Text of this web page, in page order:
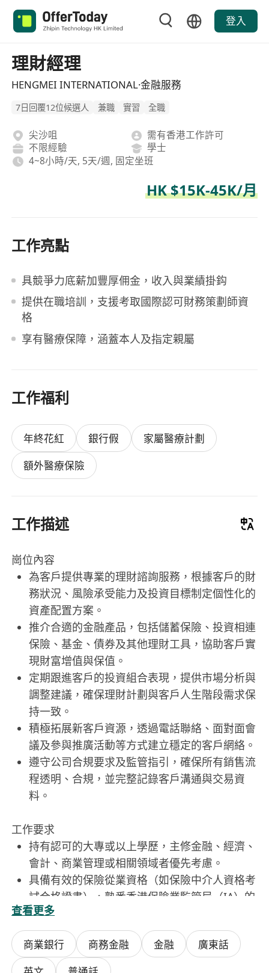
登入
理財經理
HENGMEI INTERNATIONAL·金融服務
7日回覆12位候選人 兼職 實習 全職
尖沙咀
需有香港工作許可
不限經驗
學士
4~8小時/天, 5天/週, 固定坐班
HK $15K-45K/月
工作亮點
具競爭力底薪加豐厚佣金，收入與業績掛鈎
提供在職培訓，支援考取國際認可財務策劃師資
格
享有醫療保障，涵蓋本人及指定親屬
工作福利
年終花紅 銀行假
家屬醫療計劃
額外醫療保險
工作描述
崗位內容
為客戶提供專業的理財諮詢服務，根據客戶的財
務狀況、風險承受能力及投資目標制定個性化的
資產配置方案。
推介合適的金融產品，包括儲蓄保險、投資相連
保險、基金、債券及其他理財工具，協助客戶實
現財富增值與保值。
定期跟進客戶的投資組合表現，提供市場分析與
調整建議，確保理財計劃與客戶人生階段需求保
持一致。
積極拓展新客戶資源，透過電話聯絡、面對面會
議及參與推廣活動等方式建立穩定的客戶網絡。
遵守公司合規要求及監管指引，確保所有銷售流
程透明、合規，並完整記錄客戶溝通與交易資
料。
工作要求
持有認可的大專或以上學歷，主修金融、經濟、
會計、商業管理或相關領域者優先考慮。
具備有效的保險從業資格（如保險中介人資格考
試合格證書），熟悉香港保險業監管局（IA）的
監管要求。
擁有至少兩年金融行業銷售或客戶服務經驗，具
備豐富的理財規劃或保險銷售經驗者將獲優先聘
用。
查看更多
商業銀行 商務金融 金融
廣東話